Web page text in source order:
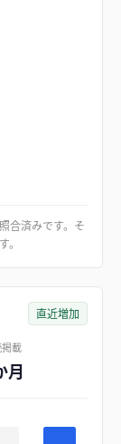
合済みです。そ
直近増加
載
月